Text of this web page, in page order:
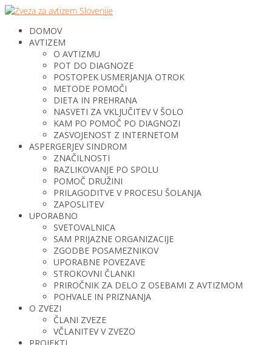
DOMOV
AVTIZEM
O AVTIZMU
POT DO DIAGNOZE
POSTOPEK USMERJANJA OTROK
METODE POMOČI
DIETA IN PREHRANA
NASVETI ZA VKLJUČITEV V ŠOLO
KAM PO POMOČ PO DIAGNOZI
ZASVOJENOST Z INTERNETOM
ASPERGERJEV SINDROM
ZNAČILNOSTI
RAZLIKOVANJE PO SPOLU
POMOČ DRUŽINI
PRILAGODITVE V PROCESU ŠOLANJA
ZAPOSLITEV
UPORABNO
SVETOVALNICA
SAM PRIJAZNE ORGANIZACIJE
ZGODBE POSAMEZNIKOV
UPORABNE POVEZAVE
STROKOVNI ČLANKI
PRIROČNIK ZA DELO Z OSEBAMI Z AVTIZMOM
POHVALE IN PRIZNANJA
O ZVEZI
ČLANI ZVEZE
VČLANITEV V ZVEZO